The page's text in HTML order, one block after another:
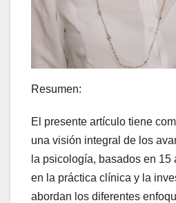
Resumen:
El presente artículo tiene
una visión integral de los
la psicología, basados en 15
en la práctica clínica y la
abordan los diferentes